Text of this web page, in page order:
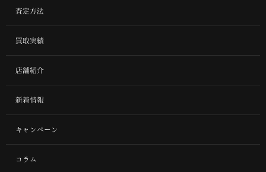
査定方法
買取実績
店舗紹介
新着情報
キャンペーン
コラム